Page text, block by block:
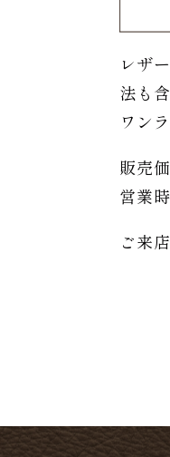
レザ
法も
ワン
販売
営業
ご来